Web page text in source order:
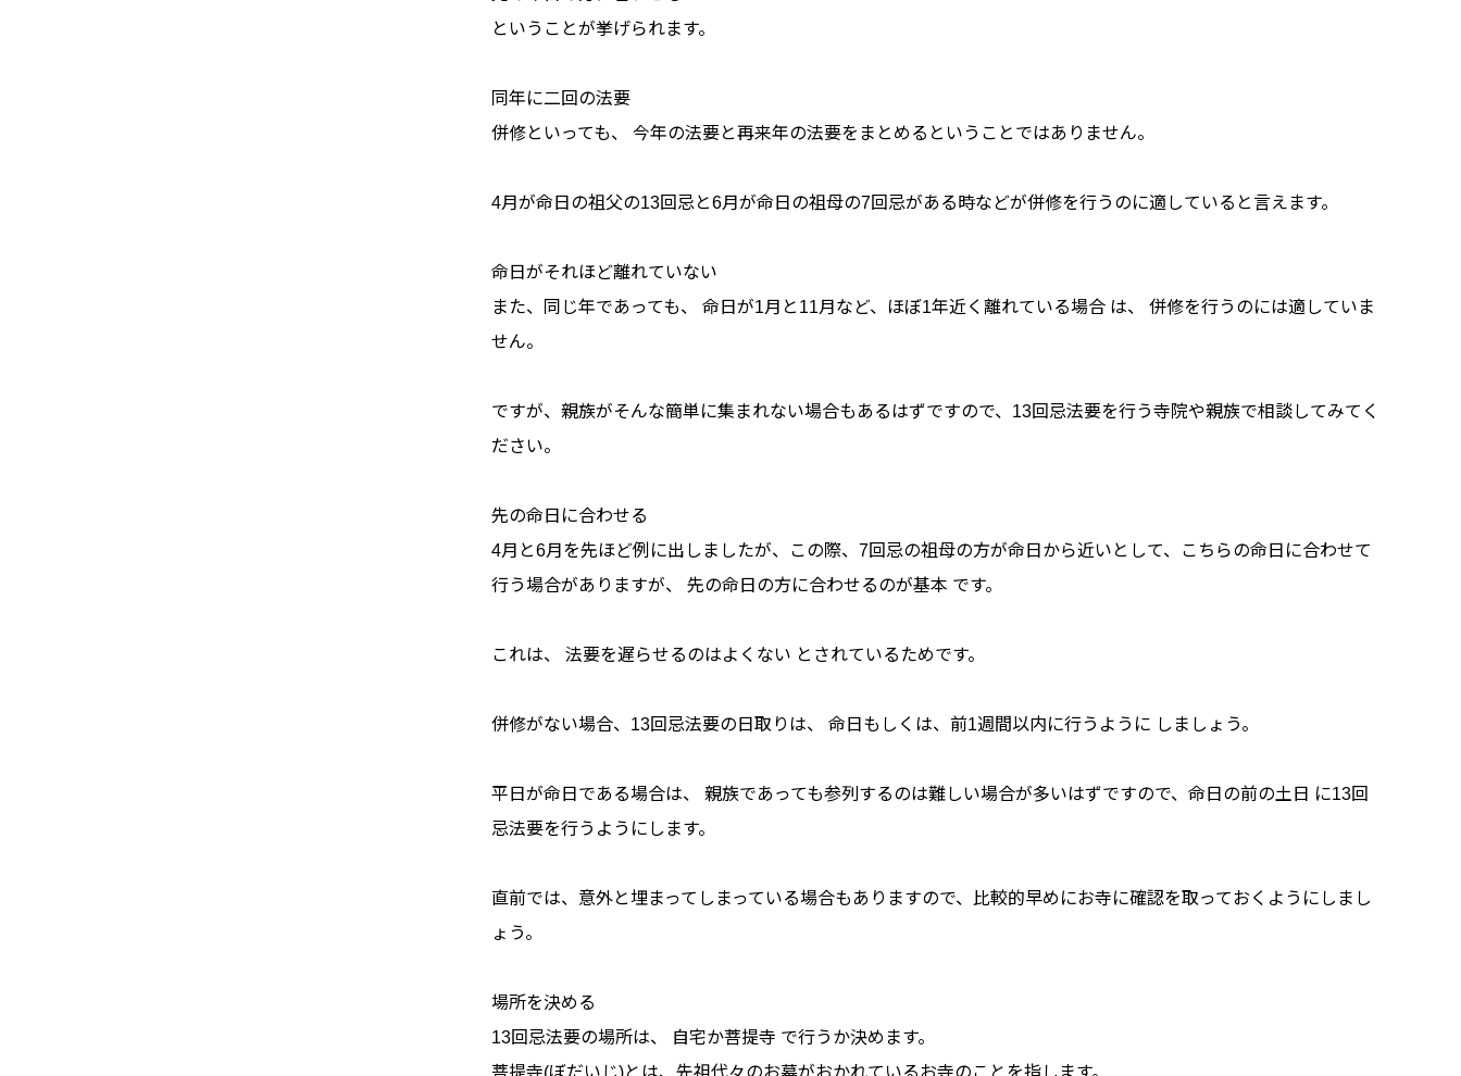
ということが挙げられます。
同年に二回の法要
併修といっても、 今年の法要と再来年の法要をまとめるということではありません。
4月が命日の祖父の13回忌と6月が命日の祖母の7回忌がある時などが併修を行うのに適していると言えます。
命日がそれほど離れていない
また、同じ年であっても、 命日が1月と11月など、ほぼ1年近く離れている場合 は、 併修を行うのには適していま
せん。
ですが、親族がそんな簡単に集まれない場合もあるはずですので、13回忌法要を行う寺院や親族で相談してみてく
ださい。
先の命日に合わせる
4月と6月を先ほど例に出しましたが、この際、7回忌の祖母の方が命日から近いとして、こちらの命日に合わせて
行う場合がありますが、 先の命日の方に合わせるのが基本 です。
これは、 法要を遅らせるのはよくない とされているためです。
併修がない場合、13回忌法要の日取りは、 命日もしくは、前1週間以内に行うように しましょう。
平日が命日である場合は、 親族であっても参列するのは難しい場合が多いはずですので、命日の前の土日 に13回
忌法要を行うようにします。
直前では、意外と埋まってしまっている場合もありますので、比較的早めにお寺に確認を取っておくようにしまし
ょう。
場所を決める
13回忌法要の場所は、 自宅か菩提寺 で行うか決めます。